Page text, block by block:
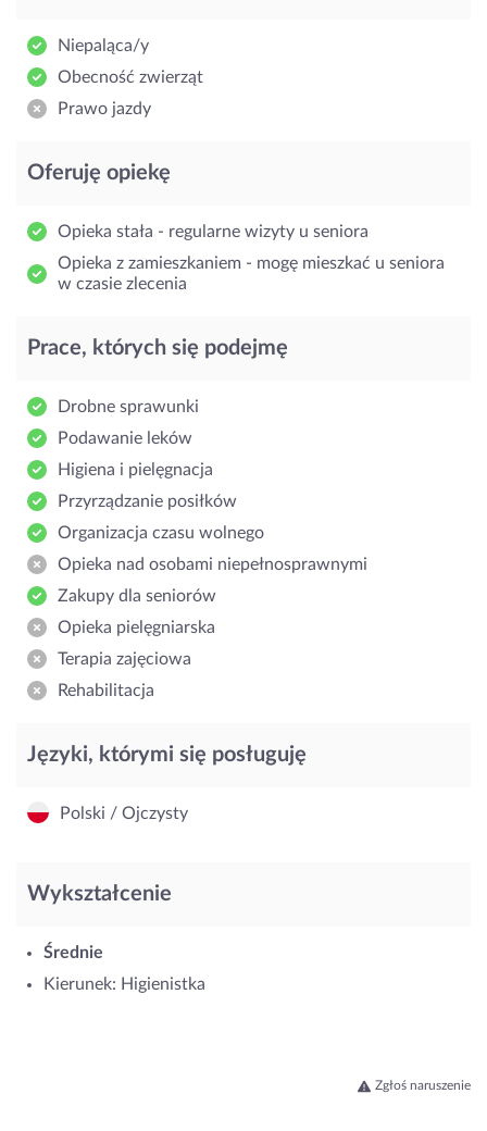
Niepaląca/y
Obecność zwierząt
Prawo jazdy
Oferuję opiekę
Opieka stała - regularne wizyty u seniora
Opieka z zamieszkaniem - mogę mieszkać u seniora
w czasie zlecenia
Prace, których się podejmę
Drobne sprawunki
Podawanie leków
Higiena i pielęgnacja
Przyrządzanie posiłków
Organizacja czasu wolnego
Opieka nad osobami niepełnosprawnymi
Zakupy dla seniorów
Opieka pielęgniarska
Terapia zajęciowa
Rehabilitacja
Języki, którymi się posługuję
Polski / Ojczysty
Wykształcenie
Średnie
Kierunek: Higienistka
Zgłoś naruszenie